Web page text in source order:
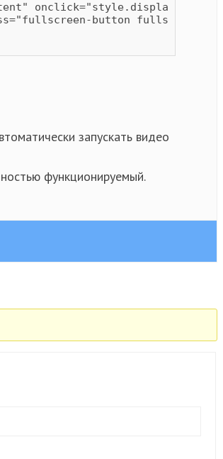
button fullscreen-
запускать видео
функционируемый.